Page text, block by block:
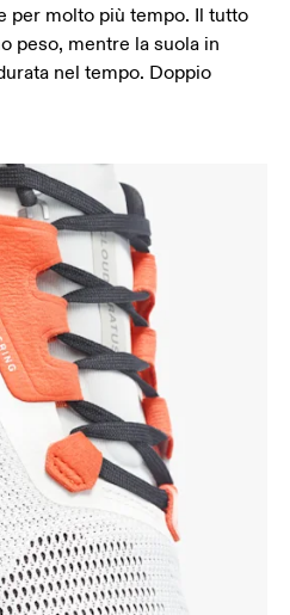
per molto più tempo. Il tutto
peso, mentre la suola in
nel tempo. Doppio